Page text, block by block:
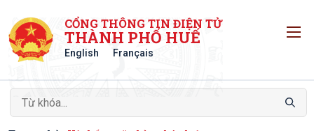
CỔNG THÔNG TIN ĐIỆN TỬ
THÀNH PHỐ HUẾ
English Français